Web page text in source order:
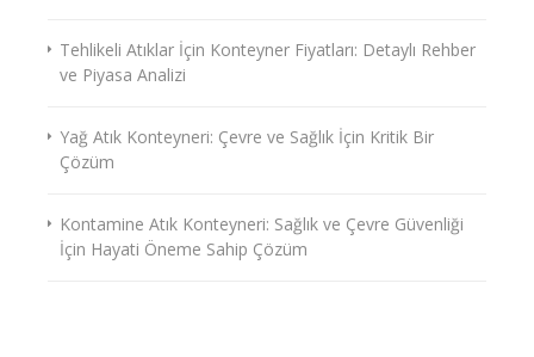
Tehlikeli Atıklar İçin Konteyner Fiyatları: Detaylı Rehber
ve Piyasa Analizi
Yağ Atık Konteyneri: Çevre ve Sağlık İçin Kritik Bir
Çözüm
Kontamine Atık Konteyneri: Sağlık ve Çevre Güvenliği
İçin Hayati Öneme Sahip Çözüm